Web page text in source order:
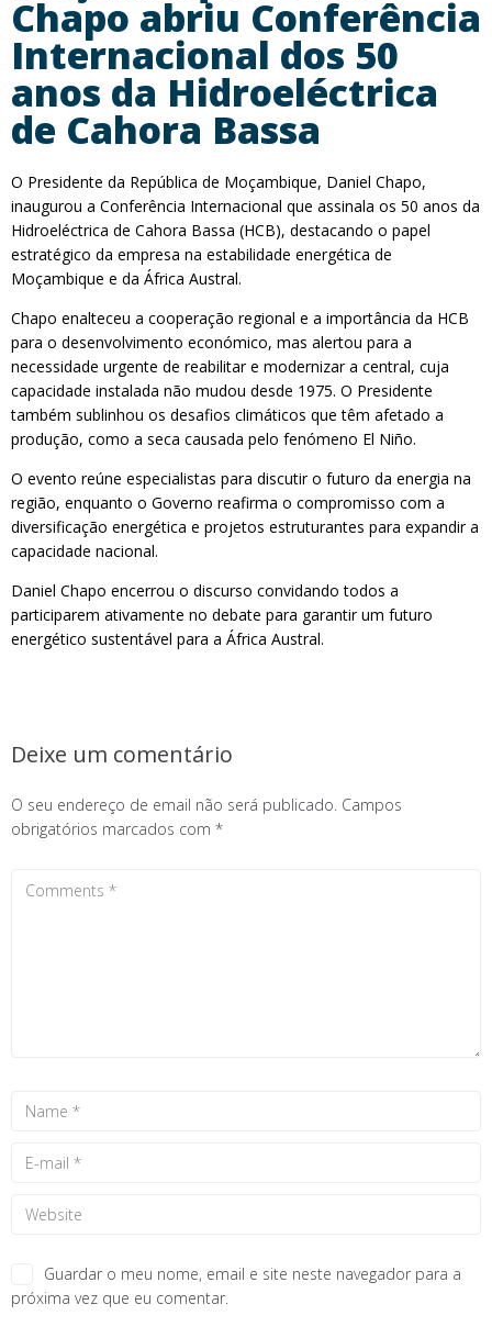
Chapo abriu Conferência
Internacional dos 50
anos da Hidroeléctrica
de Cahora Bassa
O Presidente da República de Moçambique, Daniel Chapo,
inaugurou a Conferência Internacional que assinala os 50 anos da
Hidroeléctrica de Cahora Bassa (HCB), destacando o papel
estratégico da empresa na estabilidade energética de
Moçambique e da África Austral.
Chapo enalteceu a cooperação regional e a importância da HCB
para o desenvolvimento económico, mas alertou para a
necessidade urgente de reabilitar e modernizar a central, cuja
capacidade instalada não mudou desde 1975. O Presidente
também sublinhou os desafios climáticos que têm afetado a
produção, como a seca causada pelo fenómeno El Niño.
O evento reúne especialistas para discutir o futuro da energia na
região, enquanto o Governo reafirma o compromisso com a
diversificação energética e projetos estruturantes para expandir a
capacidade nacional.
Daniel Chapo encerrou o discurso convidando todos a
participarem ativamente no debate para garantir um futuro
energético sustentável para a África Austral.
Deixe um comentário
O seu endereço de email não será publicado. Campos
obrigatórios marcados com *
Guardar o meu nome, email e site neste navegador para a
próxima vez que eu comentar.